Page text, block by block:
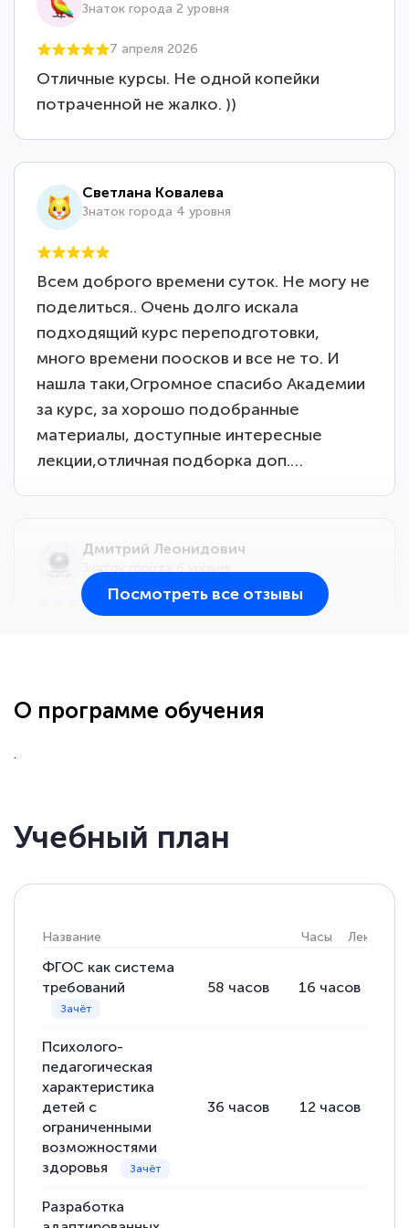
Знаток города 2 уровня
7 апреля 2026
Отличные курсы. Не одной копейки
потраченной не жалко. ))
Светлана Ковалева
Знаток города 4 уровня
Всем доброго времени суток. Не могу не
поделиться.. Очень долго искала
подходящий курс переподготовки,
много времени поосков и все не то. И
нашла таки,Огромное спасибо Академии
за курс, за хорошо подобранные
материалы, доступные интересные
лекции,отличная подборка доп.…
Дмитрий Леонидович
большое количество методических
Выражаю благодарность за курс
повышения квалификации "Эксперт ЕГЭ по
русскому языку и литературе". Много
подготовиться к тестированию. Это
книги, методические рекомендации,
статьи. Времени на подготовку
достаточно. Курс помогает пройти
аттестацию в школе. Спасибо!
Посмотреть все отзывы
О программе обучения
.
Учебный план
Название Часы Лекции
ФГОС как система
требований
58 часов 16 часов
Психолого-
педагогическая
характеристика
детей с
ограниченными
возможностями
здоровья
36 часов 12 часов
Разработка